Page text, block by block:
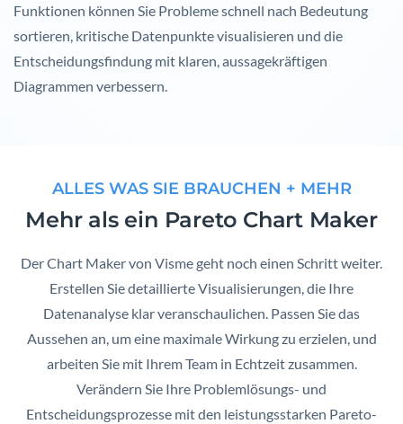
Funktionen können Sie Probleme schnell nach Bedeutung
sortieren, kritische Datenpunkte visualisieren und die
Entscheidungsfindung mit klaren, aussagekräftigen
Diagrammen verbessern.
ALLES WAS SIE BRAUCHEN + MEHR
Mehr als ein Pareto Chart Maker
Der Chart Maker von Visme geht noch einen Schritt weiter.
Erstellen Sie detaillierte Visualisierungen, die Ihre
Datenanalyse klar veranschaulichen. Passen Sie das
Aussehen an, um eine maximale Wirkung zu erzielen, und
arbeiten Sie mit Ihrem Team in Echtzeit zusammen.
Verändern Sie Ihre Problemlösungs- und
Entscheidungsprozesse mit den leistungsstarken Pareto-